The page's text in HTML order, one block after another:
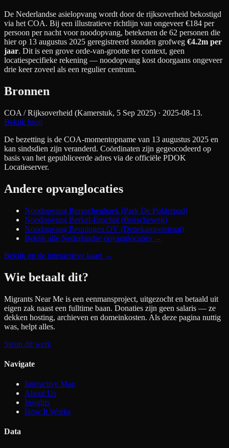
De Nederlandse asielopvang wordt door de rijksoverheid bekostigd
via het COA. Bij een illustratieve richtlijn van ongeveer €184 per
persoon per nacht voor noodopvang, betekenen de 62 personen die
hier op 13 augustus 2025 geregistreerd stonden grofweg €4.2m per
jaar. Dit is een grove orde-van-grootte ter context, geen
locatiespecifieke rekening — noodopvang kost doorgaans ongeveer
drie keer zoveel als een regulier centrum.
Bronnen
COA / Rijksoverheid (Kamerstuk, 5 Sep 2025) · 2025-08-13.
Bekijk bron
De bezetting is de COA-momentopname van 13 augustus 2025 en
kan sindsdien zijn veranderd. Coördinaten zijn gegeocodeerd op
basis van het gepubliceerde adres via de officiële PDOK
Locatieserver.
Andere opvanglocaties
Noodopvang Bergschenhoek (Park De Polderpad)
Noodopvang Berkel-Enschot (Bosscheweg)
Noodopvang Beuningen OV (Denekamperstraat)
Bekijk alle Nederlandse opvanglocaties →
Bekijk op de interactieve kaart →
Wie betaalt dit?
Migrants Near Me is een eenmansproject, uitgezocht en betaald uit
eigen zak naast een fulltime baan. Donaties zijn geen salaris — ze
dekken hosting, archieven en domeinkosten. Als deze pagina nuttig
was, helpt alles.
Steun dit werk
Navigate
Interactive Map
About Us
Insights
How It Works
Data